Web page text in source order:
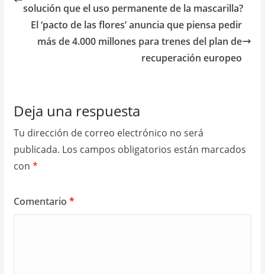
solución que el uso permanente de la mascarilla?
El ‘pacto de las flores’ anuncia que piensa pedir
más de 4.000 millones para trenes del plan de
recuperación europeo
Deja una respuesta
Tu dirección de correo electrónico no será
publicada. Los campos obligatorios están marcados
con *
Comentario *